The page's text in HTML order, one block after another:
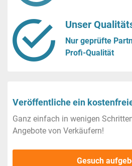
Unser
Nur geprüfte
Profi-Qualität
Veröffentliche ein
Ganz einfach in wenigen
Angebote von Verkäufern!
Gesuch